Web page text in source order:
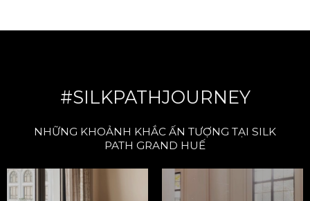
#SILKPATHJOURNEY
NHỮNG KHOẢNH KHẮC ẤN TƯỢNG TẠI SILK
PATH GRAND HUẾ